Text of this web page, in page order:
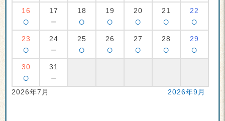
16
○
17
－
18
○
19
○
20
○
21
○
22
○
23
○
24
－
25
○
26
○
27
○
28
○
29
○
30
○
31
－
2026年7月 2026年9月